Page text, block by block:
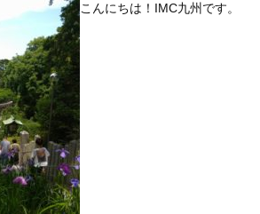
こんにちは！IMC九州です。